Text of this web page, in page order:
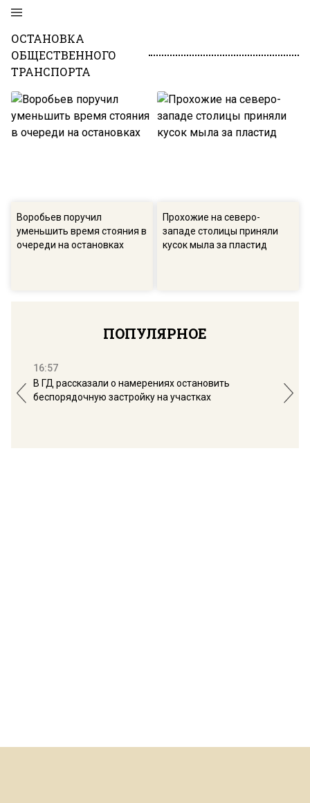
ОСТАНОВКА
ОБЩЕСТВЕННОГО
ТРАНСПОРТА
Воробьев поручил
уменьшить время стояния в
очереди на остановках
Прохожие на северо-
западе столицы приняли
кусок мыла за пластид
ПОПУЛЯРНОЕ
16:57
В ГД рассказали о намерениях остановить
беспорядочную застройку на участках